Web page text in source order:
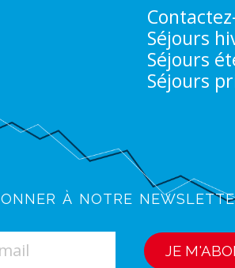
Séjours
Séjours
Séjours
à notre